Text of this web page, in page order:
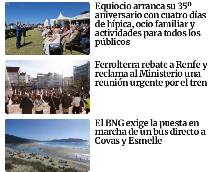
Equiocio arranca su 35º
aniversario con cuatro días
de hípica, ocio familiar y
actividades para todos los
públicos
Ferrolterra rebate a Renfe y
reclama al Ministerio una
reunión urgente por el tren
El BNG exige la puesta en
marcha de un bus directo a
Covas y Esmelle